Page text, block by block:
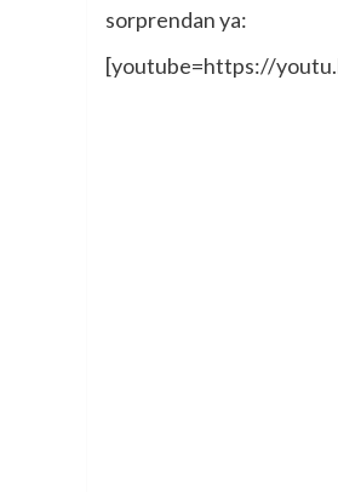
sorprendan ya:
[youtube=https://